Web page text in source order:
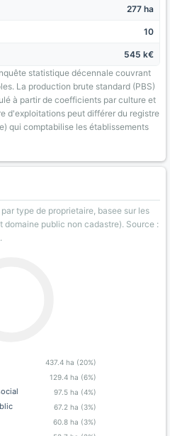
277 ha
10
545 k€
statistique décennale couvrant
La production brute standard (PBS)
à partir de coefficients par culture et
d'exploitations peut différer du registre
qui comptabilise les établissements
type de proprietaire, basee sur les
public non cadastre). Source :
437.4 ha (20%)
129.4 ha (6%)
97.5 ha (4%)
67.2 ha (3%)
60.8 ha (3%)